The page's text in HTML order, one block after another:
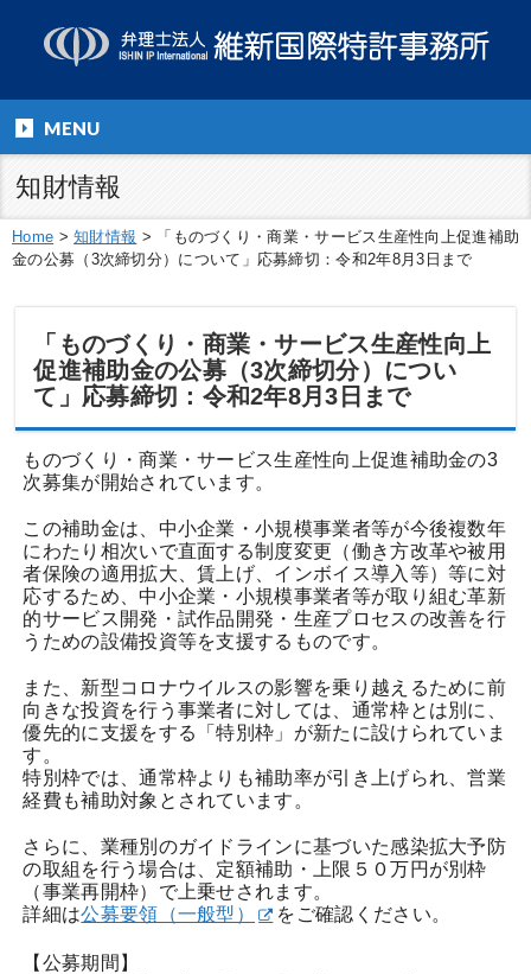
MENU
知財情報
Home >知財情報 >
「ものづくり・商業・サービス生産性向上促進補助
金の公募（3次締切分）について」応募締切：令和2年8月3日まで
「ものづくり・商業・サービス生産性向上
促進補助金の公募（3次締切分）につい
て」応募締切：令和2年8月3日まで
ものづくり・商業・サービス生産性向上促進補助金の3
次募集が開始されています。
この補助金は、中小企業・小規模事業者等が今後複数年
にわたり相次いで直面する制度変更（働き方改革や被用
者保険の適用拡大、賃上げ、インボイス導入等）等に対
応するため、中小企業・小規模事業者等が取り組む革新
的サービス開発・試作品開発・生産プロセスの改善を行
うための設備投資等を支援するものです。
また、新型コロナウイルスの影響を乗り越えるために前
向きな投資を行う事業者に対しては、通常枠とは別に、
優先的に支援をする「特別枠」が新たに設けられていま
す。
特別枠では、通常枠よりも補助率が引き上げられ、営業
経費も補助対象とされています。
さらに、業種別のガイドラインに基づいた感染拡大予防
の取組を行う場合は、定額補助・上限５０万円が別枠
（事業再開枠）で上乗せされます。
詳細は公募要領（一般型） をご確認ください。
【公募期間】